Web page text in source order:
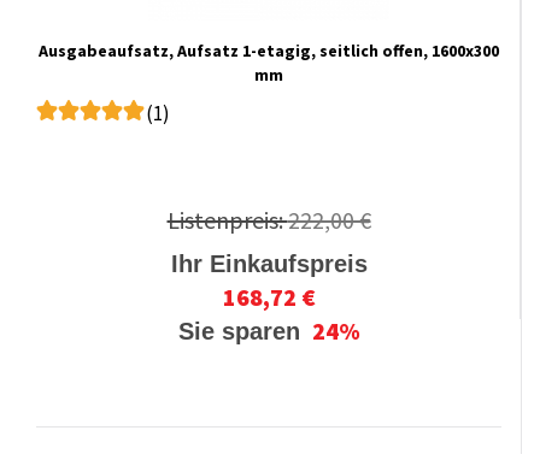
Ausgabeaufsatz, Aufsatz 1-etagig, seitlich offen, 1600x300
mm
(1)
Listenpreis:222,00 €
Ihr Einkaufspreis
168,72 €
Sie sparen 24%